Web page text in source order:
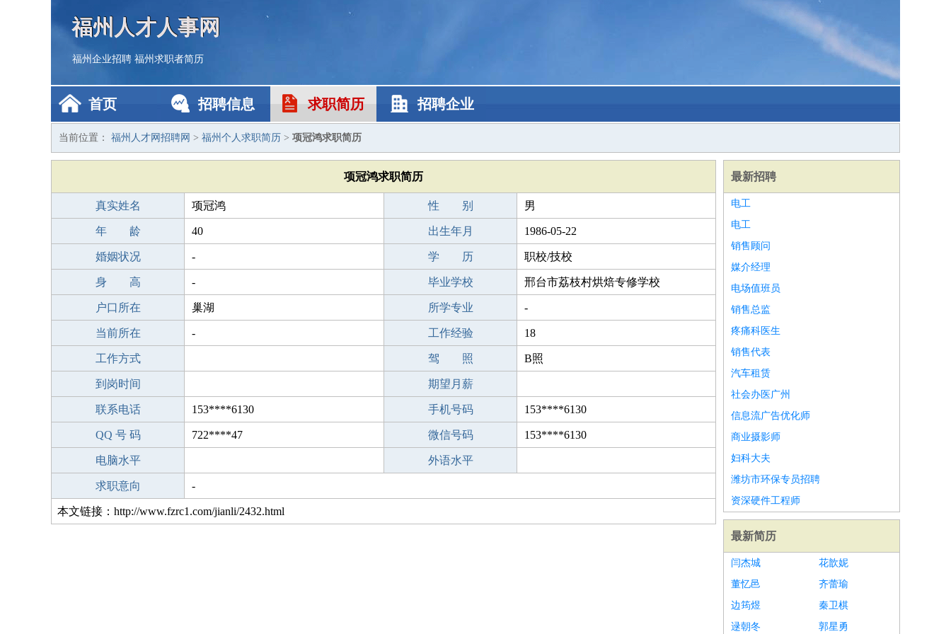
福州人才人事网
福州企业招聘 福州求职者简历
首页 招聘信息 求职简历 招聘企业
当前位置： 福州人才网招聘网 > 福州个人求职简历 > 项冠鸿求职简历
项冠鸿求职简历
真实姓名 项冠鸿 性 别 男
年 龄 40 出生年月 1986-05-22
婚姻状况 - 学 历 职校/技校
身 高 - 毕业学校 邢台市荔枝村烘焙专修学校
户口所在 巢湖 所学专业 -
当前所在 - 工作经验 18
工作方式 驾 照 B照
到岗时间 期望月薪
联系电话 153****6130 手机号码 153****6130
QQ 号 码 722****47 微信号码 153****6130
电脑水平 外语水平
求职意向 -
本文链接：http://www.fzrc1.com/jianli/2432.html
最新招聘
电工
电工
销售顾问
媒介经理
电场值班员
销售总监
疼痛科医生
销售代表
汽车租赁
社会办医广州
信息流广告优化师
商业摄影师
妇科大夫
潍坊市环保专员招聘
资深硬件工程师
最新简历
闫杰城
花歆妮
董忆邑
齐蕾瑜
边筠煜
秦卫棋
逯朝冬
郭星勇